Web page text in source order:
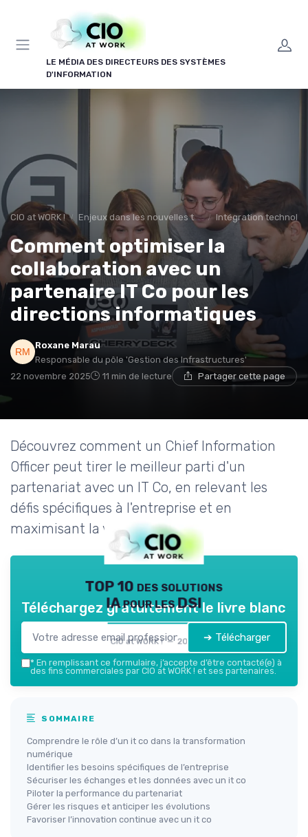
LE MÉDIA DES DIRECTEURS DES SYSTÈMES
D'INFORMATION
CIO at WORK ! Enjeux dans les nouvelles technologies Intégration
Comment optimiser la
collaboration avec un
partenaire IT Co pour les
directions informatiques
Roxane Marau
Responsable du pôle 'Gestion des Infrastructures'
22 novembre 2025
11 min de lecture Partager cette page
Découvrez comment un Chief Information
Officer peut tirer le meilleur parti d'un
partenariat avec un IT Co, en relevant les
défis spécifiques à l'entreprise et en
maximisant la valeur ajoutée.
TOP 10 des solutions
IA pour les DSI
CIO at WORK ! — 2026
Téléchargez gratuitement le livre blanc
➔ Télécharger
* En remplissant ce formulaire, j’accepte d’être contacté(e) à
des fins commerciales par CIO at WORK ! et ses partenaires.
SOMMAIRE
Comprendre le rôle d’un it co dans la transformation
numérique
Identifier les besoins spécifiques de l’entreprise
Sécuriser les échanges et les données avec un it co
Piloter la performance du partenariat
Gérer les risques et anticiper les évolutions
Favoriser l’innovation continue avec un it co